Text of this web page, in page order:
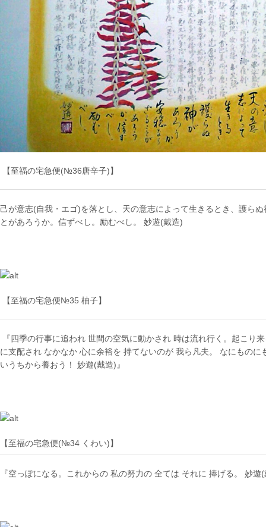
【至福の宅急便(№36唐辛子)】
己が意志(自我・エゴ)を落とし、天の意志によって生きるとき、護ら
とがあろうか。信ずべし。励むべし。 妙遊(戴造)
【至福の宅急便№35 柚子】
『四季の行事に追われ 世間の空気に動かされ 時は流れ行く。起こり
に支配され なかなか 心に余裕を 持てないのが 我ら凡夫。 なにものに
いうちから養おう！ 妙遊(戴造)』
【至福の宅急便(№34 くわい)】
『空っぽになる。これからの 私の努力の 全ては それに 捧げる。 妙遊